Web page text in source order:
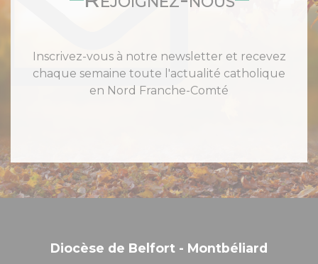
Inscrivez-vous à notre newsletter et recevez
chaque semaine toute l'actualité catholique
en Nord Franche-Comté
Diocèse de Belfort - Montbéliard